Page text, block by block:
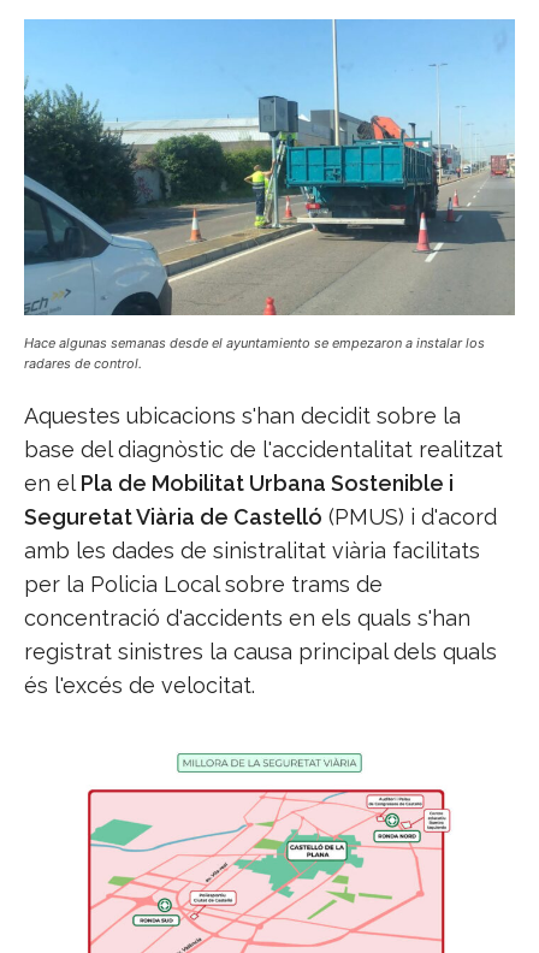
Hace algunas semanas desde el ayuntamiento se empezaron a instalar los
radares de control.
Aquestes ubicacions s'han decidit sobre la
base del diagnòstic de l'accidentalitat realitzat
en el Pla de Mobilitat Urbana Sostenible i
Seguretat Viària de Castelló (PMUS) i d'acord
amb les dades de sinistralitat viària facilitats
per la Policia Local sobre trams de
concentració d'accidents en els quals s'han
registrat sinistres la causa principal dels quals
és l'excés de velocitat.